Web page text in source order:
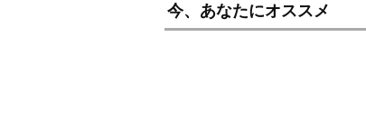
今、あなたにオススメ